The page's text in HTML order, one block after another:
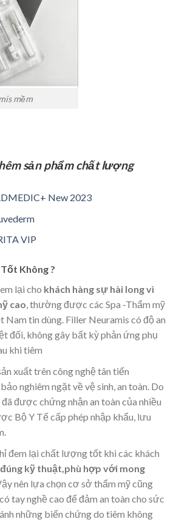
mềm
sản phẩm chất lượng
New 2023
VIP
Không ?
lại cho khách hàng sự hài long vì
cao, thường được các Spa -Thẩm mỹ
Nam tin dùng. Filler Neuramis có độ an
đối, không gây bất kỳ phản ứng phụ
khi tiêm
xuất trên công nghệ tân tiến
nghiêm ngặt về vệ sinh, an toàn. Do
đã được chứng nhận an toàn của nhiều
Bộ Y Tế cấp phép nhập khẩu, lưu
đem lại chất lượng tốt khi các khách
kỹ thuật,phù hợp với mong
nên lựa chọn cơ sở thẩm mỹ cũng
tay nghề cao để đảm an toàn cho sức
những biến chứng do tiêm không